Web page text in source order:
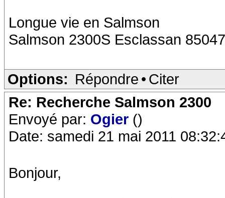
Longue vie en Salmson
Salmson 2300S Esclassan 85047
Options: Répondre • Citer
Re: Recherche Salmson 2300
Envoyé par: Ogier ()
Date: samedi 21 mai 2011
Bonjour,